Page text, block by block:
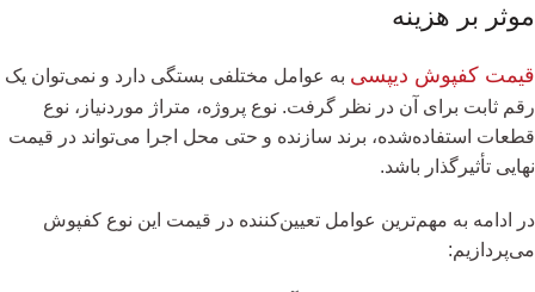
موثر بر هزینه
قیمت کفپوش دیپسی به عوامل مختلفی بستگی دارد و نمی‌توان یک
رقم ثابت برای آن در نظر گرفت. نوع پروژه، متراژ موردنیاز، نوع
قطعات استفاده‌شده، برند سازنده و حتی محل اجرا می‌تواند در قیمت
نهایی تأثیرگذار باشد.
در ادامه به مهم‌ترین عوامل تعیین‌کننده در قیمت این نوع کفپوش
می‌پردازیم: